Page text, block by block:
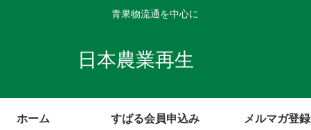
青果物流通を中心に
日本農業再生
ホーム すばる会員申込み メルマガ登録